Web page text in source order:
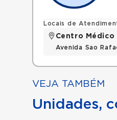
Locais de
Centro Médico
Avenida Sao
VEJA TAMBÉM
Unidades,